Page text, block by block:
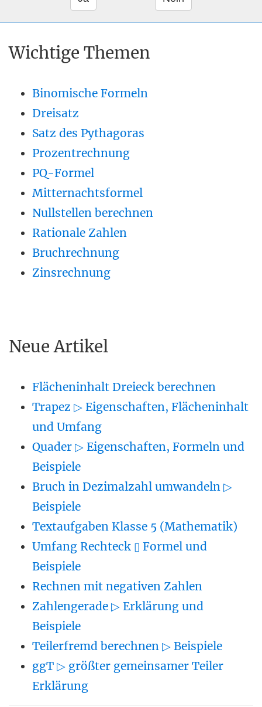
Wichtige Themen
Binomische Formeln
Dreisatz
Satz des Pythagoras
Prozentrechnung
PQ-Formel
Mitternachtsformel
Nullstellen berechnen
Rationale Zahlen
Bruchrechnung
Zinsrechnung
Neue Artikel
Flächeninhalt Dreieck berechnen
Trapez ▷ Eigenschaften, Flächeninhalt
und Umfang
Quader ▷ Eigenschaften, Formeln und
Beispiele
Bruch in Dezimalzahl umwandeln ▷
Beispiele
Textaufgaben Klasse 5 (Mathematik)
Umfang Rechteck ▯ Formel und
Beispiele
Rechnen mit negativen Zahlen
Zahlengerade ▷ Erklärung und
Beispiele
Teilerfremd berechnen ▷ Beispiele
ggT ▷ größter gemeinsamer Teiler
Erklärung